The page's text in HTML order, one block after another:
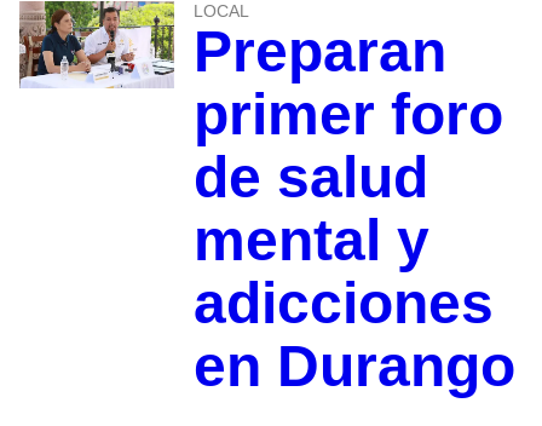
LOCAL
Preparan
primer foro
de salud
mental y
adicciones
en Durango